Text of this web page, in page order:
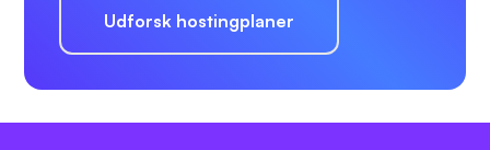
Udforsk hostingplaner